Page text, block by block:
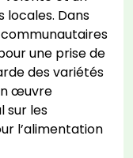
Dans
une prise de
des variétés
œuvre
sur les
l’alimentation